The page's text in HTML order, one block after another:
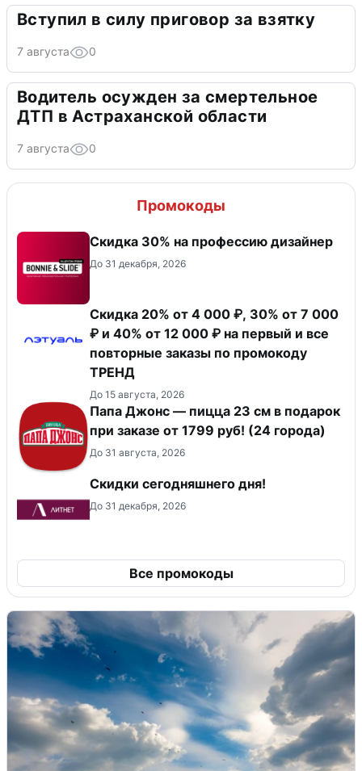
Вступил в силу приговор за взятку
7 августа 0
Водитель осужден за смертельное
ДТП в Астраханской области
7 августа 0
Промокоды
Скидка 30% на профессию дизайнер
До 31 декабря, 2026
Скидка 20% от 4 000 ₽, 30% от 7 000
₽ и 40% от 12 000 ₽ на первый и все
повторные заказы по промокоду
ТРЕНД
До 15 августа, 2026
Папа Джонс — пицца 23 см в подарок
при заказе от 1799 руб! (24 города)
До 31 августа, 2026
Скидки сегодняшнего дня!
До 31 декабря, 2026
Все промокоды